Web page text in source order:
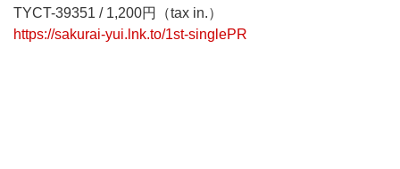
TYCT-39351 / 1,200円（tax in.）
https://sakurai-yui.lnk.to/1st-singlePR